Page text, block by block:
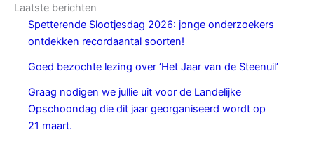
Laatste berichten
Spetterende Slootjesdag 2026: jonge onderzoekers
ontdekken recordaantal soorten!
Goed bezochte lezing over ‘Het Jaar van de Steenuil’
Graag nodigen we jullie uit voor de Landelijke
Opschoondag die dit jaar georganiseerd wordt op
21 maart.